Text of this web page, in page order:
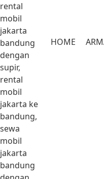
rental
mobil
jakarta
bandung
dengan
supir,
rental
mobil
jakarta ke
bandung,
sewa
mobil
jakarta
bandung
HOME